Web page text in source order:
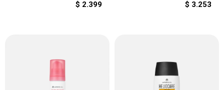
$ 2.399 $ 3.253